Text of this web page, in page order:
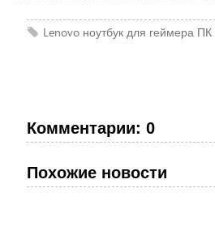
Lenovo ноутбук для геймера ПК
Комментарии: 0
Похожие новости